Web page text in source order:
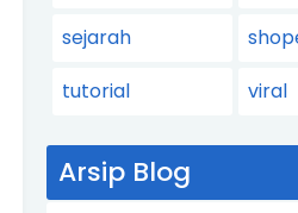
sejarah
tutorial
viral
Arsip Blog